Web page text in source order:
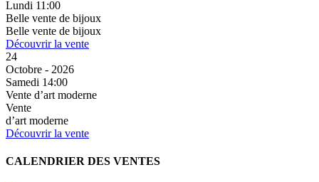
Lundi 11:00
Belle vente de bijoux
Belle vente de bijoux
Découvrir la vente
24
Octobre - 2026
Samedi 14:00
Vente d’art moderne
Vente
d’art moderne
Découvrir la vente
CALENDRIER DES VENTES